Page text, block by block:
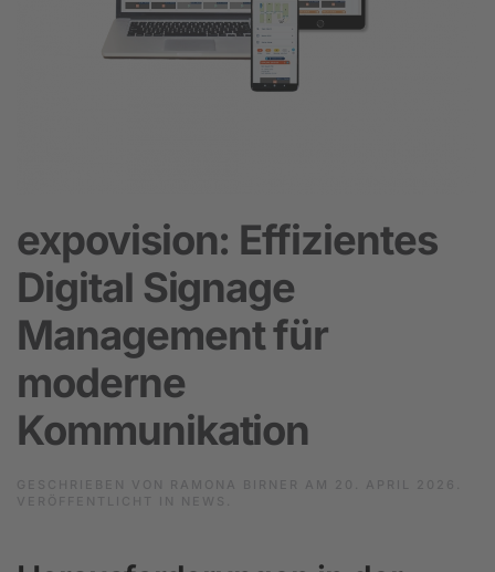
expovision: Effizientes
Digital Signage
Management für
moderne
Kommunikation